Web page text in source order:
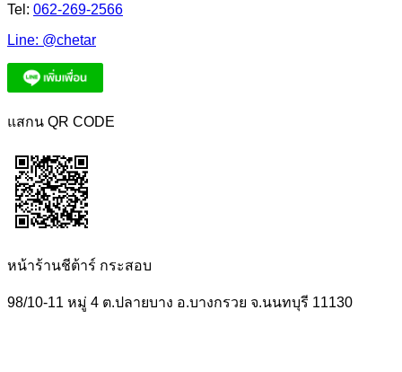
Tel: 062-269-2566
Line: @chetar
แสกน QR CODE
หน้าร้านชีต้าร์ กระสอบ
98/10-11 หมู่ 4 ต.ปลายบาง อ.บางกรวย จ.นนทบุรี 11130